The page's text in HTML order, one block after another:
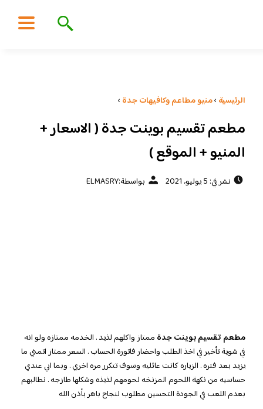
الرئيسية ›منيو مطاعم وكافيهات جدة ›
مطعم تقسيم بوينت جدة ( الاسعار +
المنيو + الموقع )
نشر في: 5 يوليو، 2021 بواسطة:ELMASRY
مطعم تقسيم بوينت جدة ممتاز واكلهم لذيد . الخدمه ممتازه ولو انه
في شوية تأخير في اخذ الطلب واحضار فاتورة الحساب . السعر ممتاز اتمني ما
يزيد بعد فتره . الزياره كانت عائليه وسوف تتكرر مره اخري . وبما اني عندي
حساسيه من نكهة اللحوم المزنخه لحومهم لذيذه وشكلها طازجه . نطالبهم
بعدم اللعب في الجودة التحسين مطلوب لنجاح باهر بأذن الله